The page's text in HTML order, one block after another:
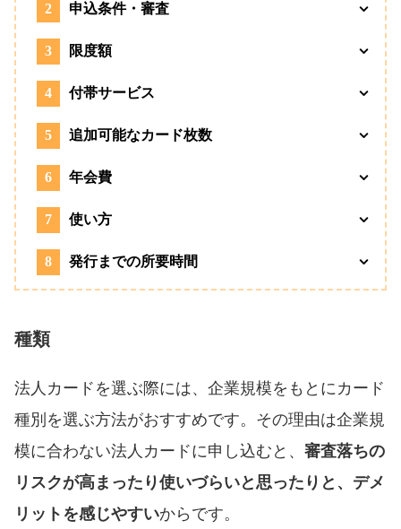
2 申込条件・審査
3 限度額
4 付帯サービス
5 追加可能なカード枚数
6 年会費
7 使い方
8 発行までの所要時間
種類
法人カードを選ぶ際には、企業規模をもとにカード
種別を選ぶ方法がおすすめです。その理由は企業規
模に合わない法人カードに申し込むと、 審査落ちの
リスクが高まったり使いづらいと思ったりと、デメ
リットを感じやすいからです。